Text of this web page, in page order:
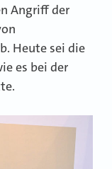
Angriff der
Heute sei die
es bei der